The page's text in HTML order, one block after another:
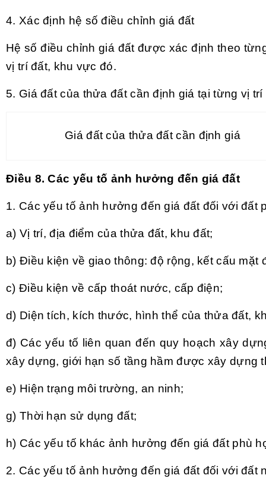
4. Xác định hệ số điều chỉnh giá đất
Hệ số điều chỉnh giá đất được xác định theo
vị trí đất, khu vực đó.
5. Giá đất của thửa đất cần định giá tại từng vị
Giá đất của thửa đất cần định giá
Điều 8. Các yếu tố ảnh hưởng đến giá đất
1. Các yếu tố ảnh hưởng đến giá đất đối với đất
a) Vị trí, địa điểm của thửa đất, khu đất;
b) Điều kiện về giao thông: độ rộng, kết cấu
c) Điều kiện về cấp thoát nước, cấp điện;
d) Diện tích, kích thước, hình thể của thửa đất,
đ) Các yếu tố liên quan đến quy hoạch xây
xây dựng, giới hạn số tầng hầm được xây dựng
e) Hiện trạng môi trường, an ninh;
g) Thời hạn sử dụng đất;
h) Các yếu tố khác ảnh hưởng đến giá đất phù
2. Các yếu tố ảnh hưởng đến giá đất đối với đất